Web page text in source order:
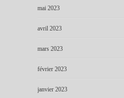
mai 2023
avril 2023
mars 2023
février 2023
janvier 2023